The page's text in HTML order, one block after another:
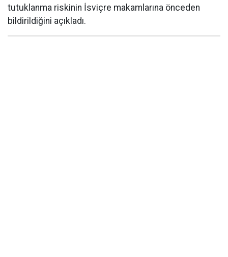
tutuklanma riskinin İsviçre makamlarına önceden
bildirildiğini açıkladı.